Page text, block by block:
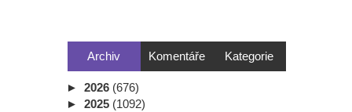
Archiv Komentáře Kategorie
► 2026 (676)
► 2025 (1092)